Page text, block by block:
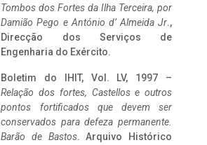
Tombos dos Fortes da Ilha Terceira, por
Damião Pego e António d’ Almeida Jr.,
Direcção dos Serviços de
Engenharia do Exército.
Boletim do IHIT, Vol. LV, 1997 –
Relação dos fortes, Castellos e outros
pontos fortificados que devem ser
conservados para defeza permanente.
Barão de Bastos. Arquivo Histórico